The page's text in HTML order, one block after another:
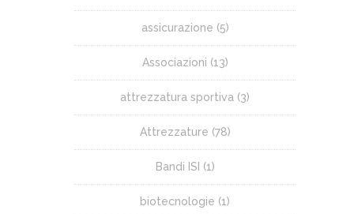
assicurazione (5)
Associazioni (13)
attrezzatura sportiva (3)
Attrezzature (78)
Bandi ISI (1)
biotecnologie (1)